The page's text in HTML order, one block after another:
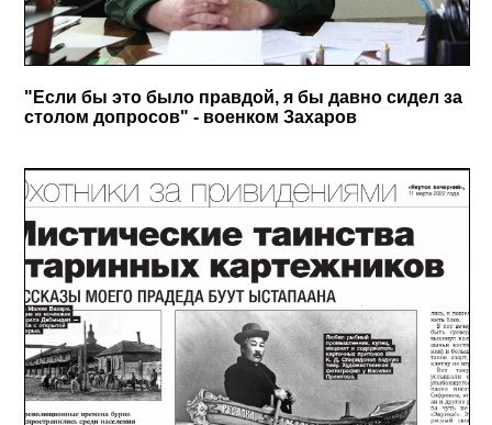
"Если бы это было правдой, я бы давно сидел за
столом допросов" - военком Захаров